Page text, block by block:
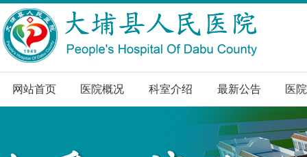
网站首页 医院概况 科室介绍 最新公告 医